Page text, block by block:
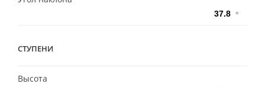
°
СТУПЕНИ
Высота